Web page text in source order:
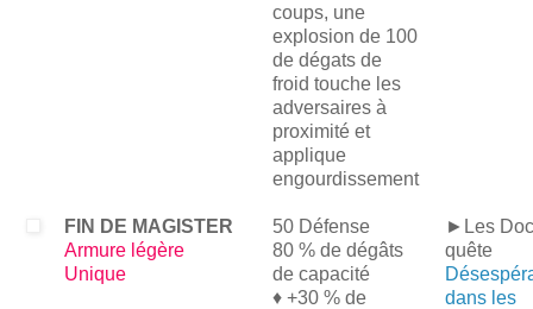
coups, une
explosion de 100
de dégats de
froid touche les
adversaires à
proximité et
applique
engourdissement
FIN DE MAGISTER
Armure légère
Unique
50 Défense
80 % de dégâts
de capacité
♦ +30 % de
►Les
quête
dans les